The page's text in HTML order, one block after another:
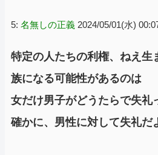
5: 名無しの正義 2024/05/01(水)
特定の人たちの利権、ねえ生
族になる可能性があるのは
女だけ男子がどうたらで失礼
確かに、男性に対して失礼だ